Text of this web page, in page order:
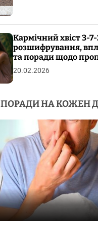
Кармічний хвіст 3-7-
розшифрування,
та поради щодо
20.02.2026
ПОРАДИ НА КОЖЕН